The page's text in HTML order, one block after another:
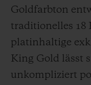
Goldfarbton
traditionelles 18
platinhaltige
King Gold lässt
unkompliziert